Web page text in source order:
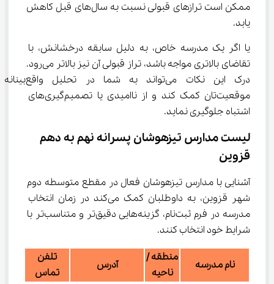
ممکن است ترازهای قبولی نسبت به سال‌های قبل کاهش
یابد.
یا اگر یک مدرسه خاص، به دلیل سابقه درخشانش، با
تقاضای بالاتری مواجه باشد، تراز قبولی آن نیز بالاتر می‌رود.
درک این نکات می‌تواند به شما در تحلیل واقع‌بینانه
موقعیت‌تان کمک کند و از ناامیدی یا تصمیم‌گیری‌های
اشتباه جلوگیری نماید.
لیست مدارس تیزهوشان پسرانه نهم به دهم
قزوین
آشنایی با مدارس تیزهوشان فعال در مقطع متوسطه دوم
شهر قزوین، به داوطلبان کمک می‌کند در زمان انتخاب
مدرسه در فرم ثبت‌نام، گزینه‌هایی دقیق‌تر و متناسب‌تر با
شرایط خود انتخاب کنند.
نام مدرسه
منطقه /
ناحیه
آدرس
تلفن
تماس